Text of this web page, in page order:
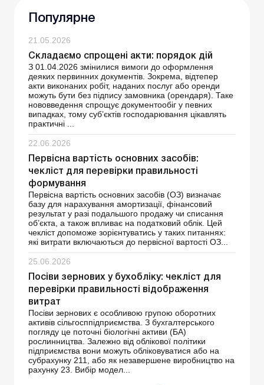
Популярне
21.05.2026
Складаємо спрощені акти: порядок дій
З 01.04.2026 змінилися вимоги до оформлення
деяких первинних документів. Зокрема, відтепер
акти виконаних робіт, наданих послуг або оренди
можуть бути без підпису замовника (орендаря). Таке
нововведення спрощує документообіг у певних
випадках, тому суб’єктів господарювання цікавлять
практичні ...
22.06.2026
Первісна вартість основних засобів:
чекліст для перевірки правильності
формування
Первісна вартість основних засобів (ОЗ) визначає
базу для нарахування амортизації, фінансовий
результат у разі подальшого продажу чи списання
об’єкта, а також впливає на податковий облік. Цей
чекліст допоможе зорієнтуватись у таких питаннях:
які витрати включаються до первісної вартості ОЗ...
25.06.2026
Посіви зернових у бухобліку: чекліст для
перевірки правильності відображення
витрат
Посіви зернових є особливою групою оборотних
активів сільгосппідприємства. З бухгалтерського
погляду це поточні біологічні активи (БА)
рослинництва. Залежно від облікової політики
підприємства вони можуть обліковуватися або на
субрахунку 211, або як незавершене виробництво на
рахунку 23. Вибір модел...